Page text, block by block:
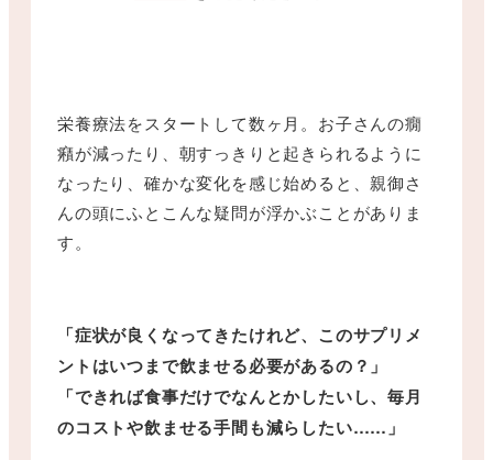
栄養療法をスタートして数ヶ月。お子さんの癇
癪が減ったり、朝すっきりと起きられるように
なったり、確かな変化を感じ始めると、親御さ
んの頭にふとこんな疑問が浮かぶことがありま
す。
「症状が良くなってきたけれど、このサプリメ
ントはいつまで飲ませる必要があるの？」
「できれば食事だけでなんとかしたいし、毎月
のコストや飲ませる手間も減らしたい……」